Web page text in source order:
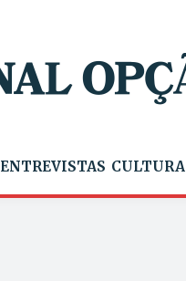
ENTREVISTAS CULTURA